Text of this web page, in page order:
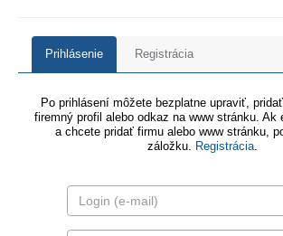
Prihlásenie Registrácia
Po prihlásení môžete bezplatne upraviť,
firemný profil alebo odkaz na www stránku. Ak
a chcete pridať firmu alebo www stránku,
záložku. Registrácia.